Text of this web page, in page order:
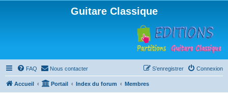
Guitare Classique
FAQ Nous contacter Connexion
S’enregistrer
Accueil Portail Index du forum Membres